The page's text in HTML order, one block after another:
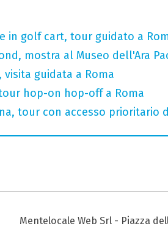
in golf cart, tour guidato a
mostra al Museo dell'Ara
guidata a Roma
hop-on hop-off a Roma
tour con accesso prioritario
Mentelocale Web Srl - Piazza